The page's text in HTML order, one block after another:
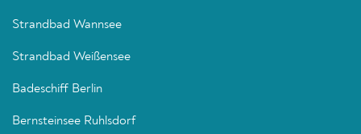
Strandbad Wannsee
Strandbad Weißensee
Badeschiff Berlin
Bernsteinsee Ruhlsdorf